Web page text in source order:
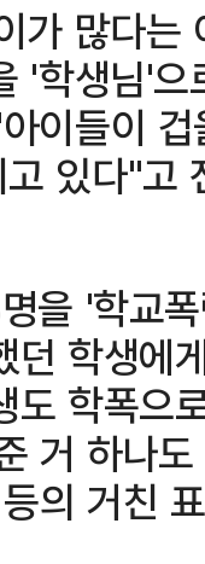
가 많다는
'학생님'
이들이
있다"고
을 '학교
던 학생에
도 학폭으
거 하나
의 거친